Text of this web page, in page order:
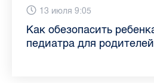
28 июля 13:46
Прививки, анализы и
врач Елизаветинской
13 июля 9:05
Как обезопасить
педиатра для родителей
3 июля 11:56
Проходные баллы в
где самый высокий и
23 июня 9:10
Врач назвала
воспаления ахиллова
16 июня 11:37
Декрет без потери
рассказала о
11 июня 12:37
Что такое рассеянный
Елизаветинской
3 июня 10:02
Бамбл с вишней и
какие напитки можно
4 июня 9:04
"Производители
“Общественного